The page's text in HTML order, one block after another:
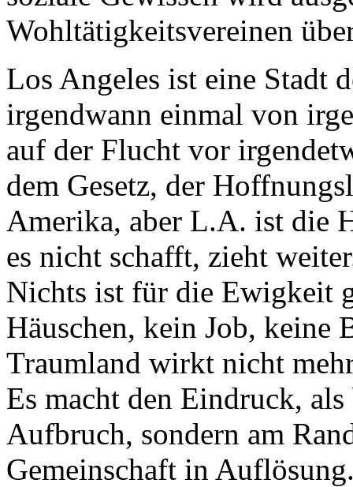
Wohltätigkeitsvereinen
Los Angeles ist eine Stadt
irgendwann einmal von
auf der Flucht vor
dem Gesetz, der
Amerika, aber L.A. ist die
es nicht schafft, zieht
Nichts ist für die Ewigkeit
Häuschen, kein Job, keine
Traumland wirkt nicht
Es macht den Eindruck,
Aufbruch, sondern am
Gemeinschaft in